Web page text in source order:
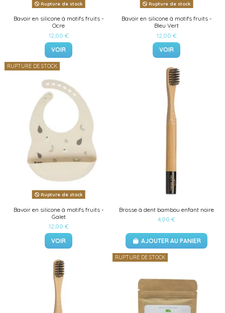
Rupture de stock
Bavoir en silicone à motifs fruits -
Ocre
12,00 €
VOIR
Rupture de stock
Bavoir en silicone à motifs fruits -
Bleu Vert
12,00 €
VOIR
RUPTURE DE STOCK
Rupture de stock
Bavoir en silicone à motifs fruits -
Galet
12,00 €
VOIR
Brosse à dent bambou enfant noire
4,00 €
AJOUTER AU PANIER
RUPTURE DE STOCK